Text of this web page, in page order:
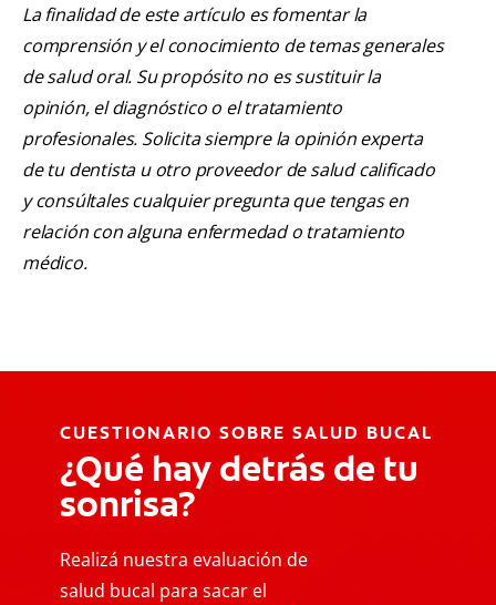
La finalidad de este artículo es fomentar la
comprensión y el conocimiento de temas generales
de salud oral. Su propósito no es sustituir la
opinión, el diagnóstico o el tratamiento
profesionales. Solicita siempre la opinión experta
de tu dentista u otro proveedor de salud calificado
y consúltales cualquier pregunta que tengas en
relación con alguna enfermedad o tratamiento
médico.
CUESTIONARIO SOBRE SALUD BUCAL
¿Qué hay detrás de tu
sonrisa?
Realizá nuestra evaluación de
salud bucal para sacar el